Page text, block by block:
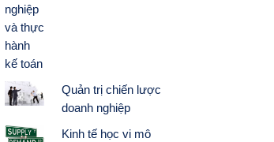
Quản trị chiến lược
doanh nghiệp
Kinh tế học vi mô